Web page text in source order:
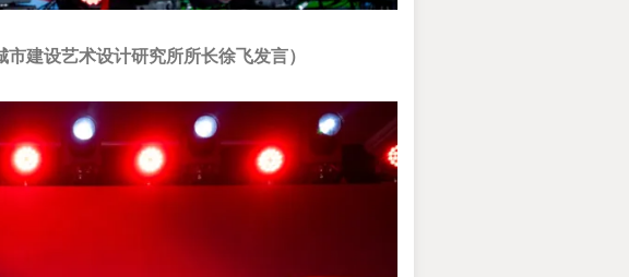
建设艺术设计研究所所长徐飞发言）